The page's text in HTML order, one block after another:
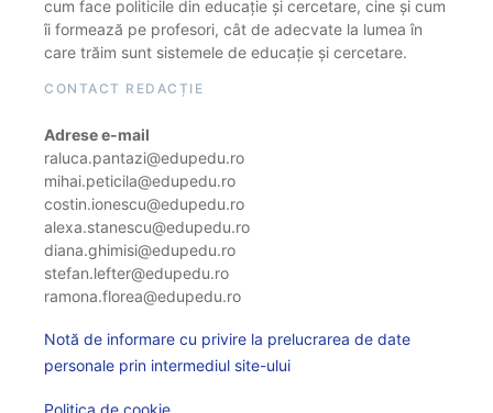
cum face politicile din educație și cercetare, cine și cum
îi formează pe profesori, cât de adecvate la lumea în
care trăim sunt sistemele de educație și cercetare.
CONTACT REDACȚIE
Adrese e-mail
raluca.pantazi@edupedu.ro
mihai.peticila@edupedu.ro
costin.ionescu@edupedu.ro
alexa.stanescu@edupedu.ro
diana.ghimisi@edupedu.ro
stefan.lefter@edupedu.ro
ramona.florea@edupedu.ro
Notă de informare cu privire la prelucrarea de date
personale prin intermediul site-ului
Politica de cookie